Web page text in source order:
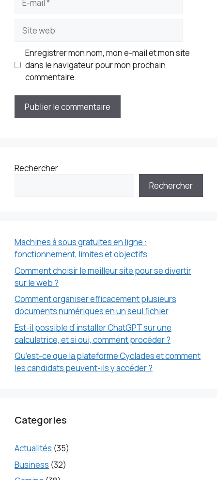
mail
web
Enregistrer mon nom, mon e-mail et mon site
dans le navigateur pour mon prochain
commentaire.
Rechercher
Rechercher
Machines à sous gratuites en ligne :
fonctionnement, limites et objectifs
Comment choisir le meilleur site pour se divertir
sur le web ?
Comment organiser efficacement plusieurs
documents numériques en un seul fichier
Est-il possible d’installer ChatGPT sur une
calculatrice, et si oui, comment procéder ?
Qu’est-ce que la plateforme Cyclades et comment
les candidats peuvent-ils y accéder ?
Categories
Actualités (35)
Business (32)